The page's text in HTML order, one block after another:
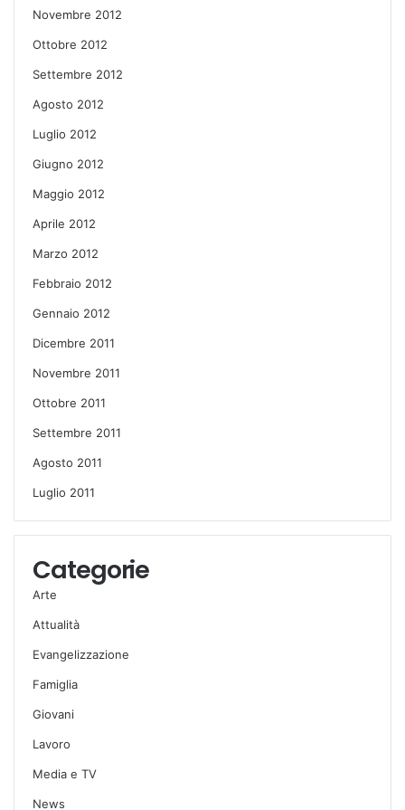
Novembre 2012
Ottobre 2012
Settembre 2012
Agosto 2012
Luglio 2012
Giugno 2012
Maggio 2012
Aprile 2012
Marzo 2012
Febbraio 2012
Gennaio 2012
Dicembre 2011
Novembre 2011
Ottobre 2011
Settembre 2011
Agosto 2011
Luglio 2011
Categorie
Arte
Attualità
Evangelizzazione
Famiglia
Giovani
Lavoro
Media e TV
News